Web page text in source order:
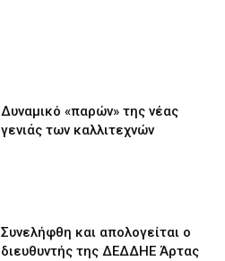
Δυναμικό «παρών» της νέας
γενιάς των καλλιτεχνών
Συνελήφθη και απολογείται ο
διευθυντής της ΔΕΔΔΗΕ Άρτας